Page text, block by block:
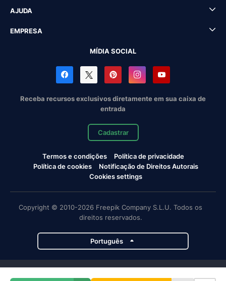
AJUDA
EMPRESA
MÍDIA SOCIAL
Receba recursos exclusivos diretamente em sua caixa de
entrada
Cadastrar
Termos e condições
Política de privacidade
Política de cookies
Notificação de Direitos Autorais
Cookies settings
Copyright © 2010-2026 Freepik Company S.L.U. Todos os
direitos reservados.
Português